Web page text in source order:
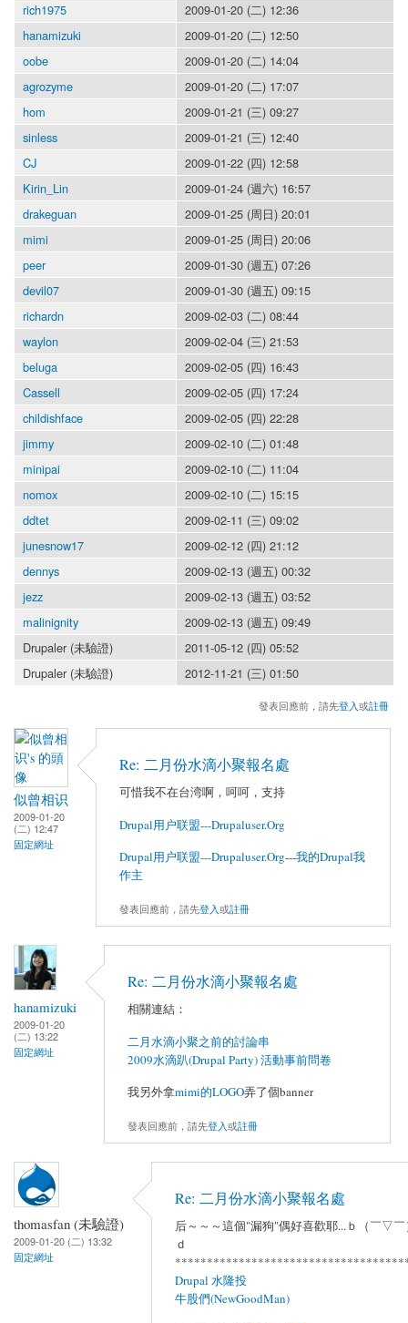
rich1975
2009-01-20 (二) 12:36
hanamizuki
2009-01-20 (二) 12:50
oobe
2009-01-20 (二) 14:04
agrozyme
2009-01-20 (二) 17:07
hom
2009-01-21 (三) 09:27
sinless
2009-01-21 (三) 12:40
CJ
2009-01-22 (四) 12:58
Kirin_Lin
2009-01-24 (週六) 16:57
drakeguan
2009-01-25 (周日) 20:01
mimi
2009-01-25 (周日) 20:06
peer
2009-01-30 (週五) 07:26
devil07
2009-01-30 (週五) 09:15
richardn
2009-02-03 (二) 08:44
waylon
2009-02-04 (三) 21:53
beluga
2009-02-05 (四) 16:43
Cassell
2009-02-05 (四) 17:24
childishface
2009-02-05 (四) 22:28
jimmy
2009-02-10 (二) 01:48
minipai
2009-02-10 (二) 11:04
nomox
2009-02-10 (二) 15:15
ddtet
2009-02-11 (三) 09:02
junesnow17
2009-02-12 (四) 21:12
dennys
2009-02-13 (週五) 00:32
jezz
2009-02-13 (週五) 03:52
malinignity
2009-02-13 (週五) 09:49
Drupaler (未驗證)
2011-05-12 (四) 05:52
Drupaler (未驗證)
2012-11-21 (三) 01:50
發表回應前，請先登入或註冊
似曾相识
2009-01-20
(二) 12:47
固定網址
Re: 二月份水滴小聚報名處
可惜我不在台湾啊，呵呵，支持
Drupal用户联盟---Drupaluser.Org
Drupal用户联盟---Drupaluser.Org---我的Drupal我
作主
發表回應前，請先登入或註冊
hanamizuki
2009-01-20
(二) 13:22
固定網址
Re: 二月份水滴小聚報名處
相關連結：
二月水滴小聚之前的討論串
2009水滴趴(Drupal Party) 活動事前問卷
我另外拿mimi的LOGO弄了個banner
發表回應前，請先登入或註冊
thomasfan (未驗證)
2009-01-20 (二) 13:32
固定網址
Re: 二月份水滴小聚報名處
后～～～這個"漏狗"偶好喜歡耶...ｂ（￣▽￣
ｄ
Drupal 水隆投
牛股們(NewGoodMan)